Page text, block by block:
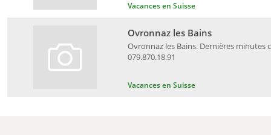
Vacances en Suisse
Vacances en Suisse
Ovronnaz les Bains. Dernières
079.870.18.91
Ovronnaz les Bains